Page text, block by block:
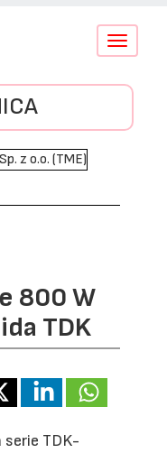
Conmutar
800 W
TDK
serie TDK-